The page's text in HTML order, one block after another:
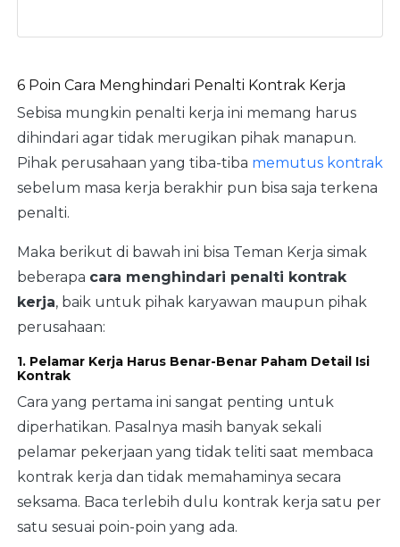
6 Poin Cara Menghindari Penalti Kontrak Kerja
Sebisa mungkin penalti kerja ini memang harus
dihindari agar tidak merugikan pihak manapun.
Pihak perusahaan yang tiba-tiba memutus kontrak
sebelum masa kerja berakhir pun bisa saja terkena
penalti.
Maka berikut di bawah ini bisa Teman Kerja simak
beberapa cara menghindari penalti kontrak
kerja, baik untuk pihak karyawan maupun pihak
perusahaan:
1. Pelamar Kerja Harus Benar-Benar Paham Detail Isi
Kontrak
Cara yang pertama ini sangat penting untuk
diperhatikan. Pasalnya masih banyak sekali
pelamar pekerjaan yang tidak teliti saat membaca
kontrak kerja dan tidak memahaminya secara
seksama. Baca terlebih dulu kontrak kerja satu per
satu sesuai poin-poin yang ada.